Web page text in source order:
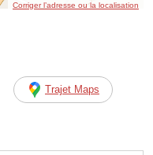
Corriger l’adresse ou la localisation
Trajet Maps